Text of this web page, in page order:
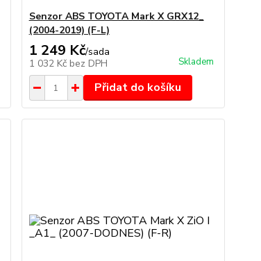
Senzor ABS TOYOTA Mark X GRX12_
(2004-2019) (F-L)
1 249 Kč/sada
1 032 Kč bez DPH Skladem
Přidat do košíku